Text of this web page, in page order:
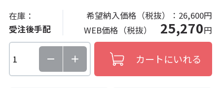
在庫：
受注後手配
希望納入価格（税抜）： 26,600円
WEB価格（税抜） 25,270円